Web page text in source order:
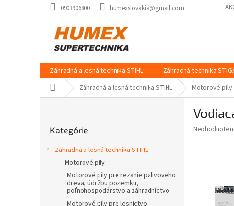
na
0903906800 humexslovakia@gmail.com
Záhradná a lesná technika STIHL Záhradná technika
Domov Záhradná a lesná technika STIHL Motorové píly
kategórie
Kategórie
Záhradná a lesná technika STIHL
Motorové píly
Motorové píly pre rezanie palivového
dreva, údržbu pozemku,
poľnohospodárstvo a záhradníctvo
Motorové píly pre lesníctvo
Priemerné
hviezdičiek.